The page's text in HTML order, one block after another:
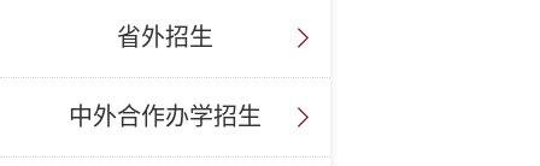
省外招生
中外合作办学招生